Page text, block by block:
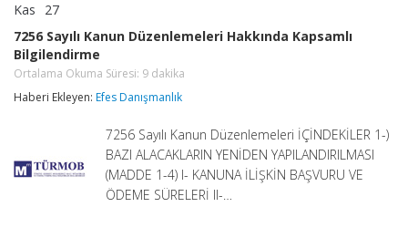
Kas 27
Kanun
Düzenlemeleri
Hakkında
Bilgilendirme
Okuma
Süresi:
dakika
için
7256 Sayılı Kanun Düzenlemeleri Hakkında Kapsamlı
Bilgilendirme
Ortalama Okuma Süresi: 9 dakika
Haberi Ekleyen: Efes Danışmanlık
7256 Sayılı Kanun Düzenlemeleri İÇİNDEKİLER 1-)
BAZI ALACAKLARIN YENİDEN YAPILANDIRILMASI
(MADDE 1-4) I- KANUNA İLİŞKİN BAŞVURU VE
ÖDEME SÜRELERİ II-…